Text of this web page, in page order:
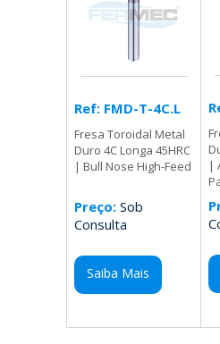
Ref: FMD-T-4C.L
Fresa Toroidal Metal
Duro 4C Longa 45HRC
| Bull Nose High-Feed
Preço: Sob
Consulta
Saiba Mais
|